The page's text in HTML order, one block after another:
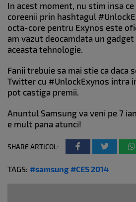
In acest moment, nu stim insa
coreenii prin hashtagul
octa-core pentru Exynos este
am vazut deocamdata un gadget
aceasta tehnologie.
Fanii trebuie sa mai stie ca daca
Twitter cu #UnlockExynos intra
pot castiga premii.
Anuntul Samsung va veni pe 7
e mult pana atunci!
SHARE ARTICOL:
TAGS: #samsung #CES 2014